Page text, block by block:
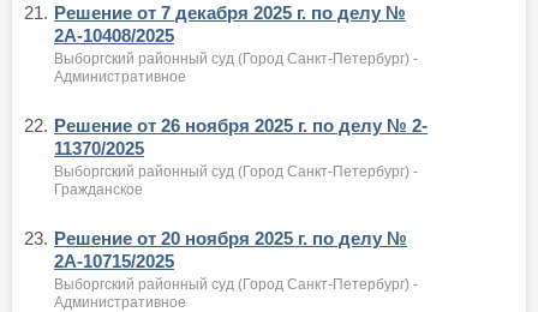
21. Решение от 7 декабря 2025 г. по делу №
2А-10408/2025
Выборгский районный суд (Город Санкт-Петербург) -
Административное
22. Решение от 26 ноября 2025 г. по делу № 2-
11370/2025
Выборгский районный суд (Город Санкт-Петербург) -
Гражданское
23. Решение от 20 ноября 2025 г. по делу №
2А-10715/2025
Выборгский районный суд (Город Санкт-Петербург) -
Административное